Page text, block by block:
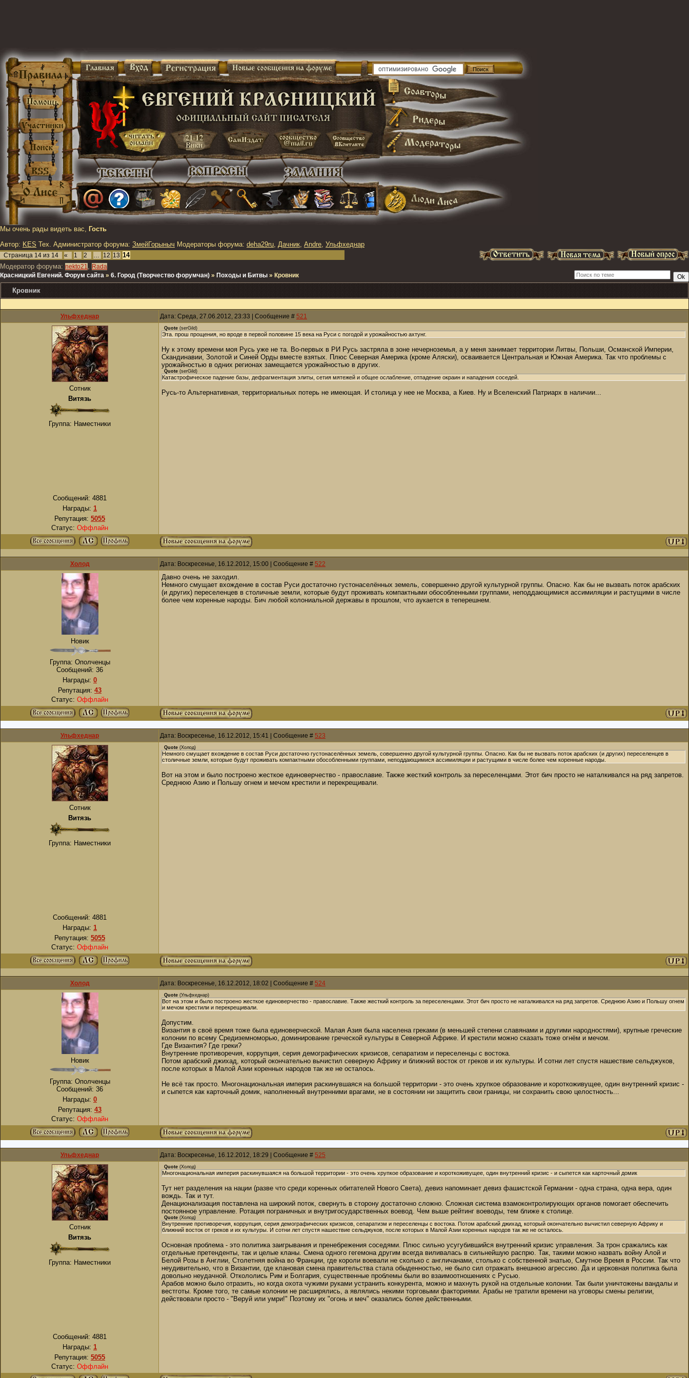
Мы очень рады видеть вас, Гость
Автор: KES Тех. Администратор форума: ЗмейГорыныч Модераторы форума: deha29ru, Дачник, Andre, Ульфхеднар
Страница 14 из 14 « 1 2 … 12 13 14
Модератор форума: nekto21, Rada
Красницкий Евгений. Форум сайта » 6. Город (Творчество форумчан) » Походы и Битвы » Кровник
Кровник
Ульфхеднар Дата: Среда, 27.06.2012, 23:33 | Сообщение # 521
Сотник
Витязь
Группа: Наместники
Сообщений: 4881
Награды: 1
Репутация: 5055
Статус: Оффлайн
Quote (serGild)
Эта. прош прощения, но вроде в первой половине 15 века на Руси с погодой и урожайностью ахтунг.
Ну к этому времени моя Русь уже не та. Во-первых в РИ Русь застряла в зоне нечерноземья, а у меня занимает территории Литвы, Польши, Османской Империи,
Скандинавии, Золотой и Синей Орды вместе взятых. Плюс Северная Америка (кроме Аляски), осваивается Центральная и Южная Америка. Так что проблемы с
урожайностью в одних регионах замещается урожайностью в других.
Quote (serGild)
Катастрофическое падение базы, дефрагментация элиты, сетия мятежей и общее ослабление, отпадение окраин и нападения соседей.
Русь-то Альтернативная, территориальных потерь не имеющая. И столица у нее не Москва, а Киев. Ну и Вселенский Патриарх в наличии...
Холод Дата: Воскресенье, 16.12.2012, 15:00 | Сообщение # 522
Новик
Группа: Ополченцы
Сообщений: 36
Награды: 0
Репутация: 43
Статус: Оффлайн
Давно очень не заходил.
Немного смущает вхождение в состав Руси достаточно густонаселённых земель, совершенно другой культурной группы. Опасно. Как бы не вызвать поток арабских
(и других) переселенцев в столичные земли, которые будут проживать компактными обособленными группами, неподдающимися ассимиляции и растущими в числе
более чем коренные народы. Бич любой колониальной державы в прошлом, что аукается в теперешнем.
Ульфхеднар Дата: Воскресенье, 16.12.2012, 15:41 | Сообщение # 523
Сотник
Витязь
Группа: Наместники
Сообщений: 4881
Награды: 1
Репутация: 5055
Статус: Оффлайн
Quote (Холод)
Немного смущает вхождение в состав Руси достаточно густонаселённых земель, совершенно другой культурной группы. Опасно. Как бы не вызвать поток арабских (и других) переселенцев в
столичные земли, которые будут проживать компактными обособленными группами, неподдающимися ассимиляции и растущими в числе более чем коренные народы.
Вот на этом и было построено жесткое единоверчество - православие. Также жесткий контроль за переселенцами. Этот бич просто не наталкивался на ряд запретов.
Среднюю Азию и Польшу огнем и мечом крестили и перекрещивали.
Холод Дата: Воскресенье, 16.12.2012, 18:02 | Сообщение # 524
Новик
Группа: Ополченцы
Сообщений: 36
Награды: 0
Репутация: 43
Статус: Оффлайн
Quote (Ульфхеднар)
Вот на этом и было построено жесткое единоверчество - православие. Также жесткий контроль за переселенцами. Этот бич просто не наталкивался на ряд запретов. Среднюю Азию и Польшу огнем
и мечом крестили и перекрещивали.
Допустим.
Византия в своё время тоже была единоверческой. Малая Азия была населена греками (в меньшей степени славянами и другими народностями), крупные греческие
колонии по всему Средиземноморью, доминирование греческой культуры в Северной Африке. И крестили можно сказать тоже огнём и мечом.
Где Византия? Где греки?
Внутренние противоречия, коррупция, серия демографических кризисов, сепаратизм и переселенцы с востока.
Потом арабский джихад, который окончательно вычистил северную Африку и ближний восток от греков и их культуры. И сотни лет спустя нашествие сельджуков,
после которых в Малой Азии коренных народов так же не осталось.
Не всё так просто. Многонациональная империя раскинувшаяся на большой территории - это очень хрупкое образование и короткоживущее, один внутренний кризис -
и сыпется как карточный домик, наполненный внутренними врагами, не в состоянии ни защитить свои границы, ни сохранить свою целостность...
Ульфхеднар Дата: Воскресенье, 16.12.2012, 18:29 | Сообщение # 525
Сотник
Витязь
Группа: Наместники
Сообщений: 4881
Награды: 1
Репутация: 5055
Статус: Оффлайн
Quote (Холод)
Многонациональная империя раскинувшаяся на большой территории - это очень хрупкое образование и короткоживущее, один внутренний кризис - и сыпется как карточный домик
Тут нет разделения на нации (разве что среди коренных обитателей Нового Света), девиз напоминает девиз фашистской Германии - одна страна, одна вера, один
вождь. Так и тут.
Денационализация поставлена на широкий поток, свернуть в сторону достаточно сложно. Сложная система взамоконтролирующих органов помогает обеспечить
постоянное управление. Ротация пограничных и внутригосударственных воевод. Чем выше рейтинг воеводы, тем ближе к столице.
Quote (Холод)
Внутренние противоречия, коррупция, серия демографических кризисов, сепаратизм и переселенцы с востока. Потом арабский джихад, который окончательно вычистил северную Африку и
ближний восток от греков и их культуры. И сотни лет спустя нашествие сельджуков, после которых в Малой Азии коренных народов так же не осталось.
Основная проблема - это политика заигрывания и пренебрежения соседями. Плюс сильно усугубившийся внутренний кризис управления. За трон сражались как
отдельные претенденты, так и целые кланы. Смена одного гегемона другим всегда виливалась в сильнейшую распрю. Так, такими можно назвать войну Алой и
Белой Розы в Англии, Столетняя война во Франции, где короли воевали не сколько с англичанами, столько с собственной знатью, Смутное Время в России. Так что
неудивительно, что в Византии, где клановая смена правительства стала обыденностью, не было сил отражать внешнюю агрессию. Да и церковная политика была
довольно неудачной. Откололись Рим и Болгария, существенные проблемы были во взаимоотношениях с Русью.
Арабов можно было отразить, но когда охота чужими руками устранить конкурента, можно и махнуть рукой на отдельные колонии. Так были уничтожены вандалы и
вестготы. Кроме того, те самые колонии не расширялись, а являлись некими торговыми факториями. Арабы не тратили времени на уговоры смены религии,
действовали просто - "Веруй или умри!" Поэтому их "огонь и меч" оказались более действенными.